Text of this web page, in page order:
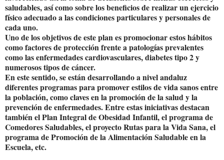
saludables, así como sobre los beneficios de realizar un ejercicio
físico adecuado a las condiciones particulares y personales de
cada uno.
Uno de los objetivos de este plan es promocionar estos hábitos
como factores de protección frente a patologías prevalentes
como las enfermedades cardiovasculares, diabetes tipo 2 y
numerosos tipos de cáncer.
En este sentido, se están desarrollando a nivel andaluz
diferentes programas para promover estilos de vida sanos entre
la población, como claves en la promoción de la salud y la
prevención de enfermedades. Entre estas iniciativas destacan
también el Plan Integral de Obesidad Infantil, el programa de
Comedores Saludables, el proyecto Rutas para la Vida Sana, el
programa de Promoción de la Alimentación Saludable en la
Escuela, etc.